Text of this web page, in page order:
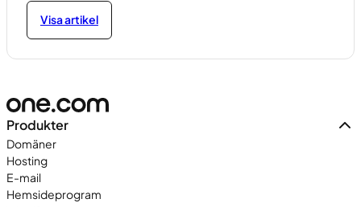
Visa artikel
Produkter
Domäner
Hosting
E-mail
Hemsideprogram